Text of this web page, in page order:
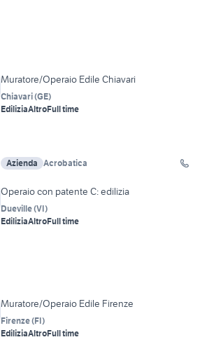
Muratore/Operaio Edile Chiavari
Chiavari(GE)
EdiliziaAltroFull time
Azienda Acrobatica
Operaio con patente C: edilizia
Dueville(VI)
EdiliziaAltroFull time
Muratore/Operaio Edile Firenze
Firenze(FI)
EdiliziaAltroFull time